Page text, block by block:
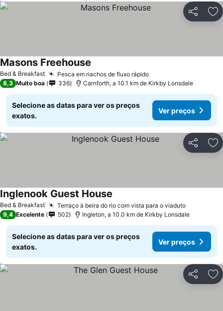
Partilhar
Bed & Breakfast Pesca em riachos de fluxo rápido
Masons Freehouse
8,3 Muito boa 336 Carnforth, a 10.1 km de Kirkby Lonsdale
Selecione as datas para ver os preços
exatos.
Ver preços
Partilhar
Bed & Breakfast Terraço à beira do rio com vista para o viaduto
Inglenook Guest House
9,4 Excelente 502 Ingleton, a 10.0 km de Kirkby Lonsdale
Selecione as datas para ver os preços
exatos.
Ver preços
Partilhar